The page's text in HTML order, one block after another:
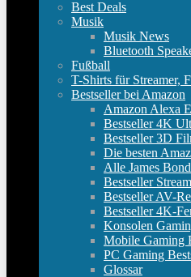
Best Deals
Musik
Musik News
Bluetooth
Fußball
T-Shirts für Streamer,
Bestseller bei Amazon
Amazon Alexa
Bestseller 4K
Bestseller 3D
Die besten
Alle James
Bestseller
Bestseller AV-
Bestseller 4K-
Konsolen
Mobile Gaming
PC Gaming
Glossar